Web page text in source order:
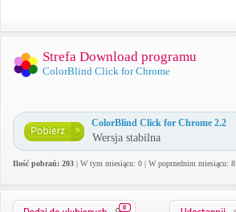
Strefa Download programu
ColorBlind Click for Chrome
ColorBlind Click for Chrome 2.2
Wersja stabilna
Ilość pobrań: 203 | W tym miesiącu: 0 | W poprzednim miesiącu: 8
0